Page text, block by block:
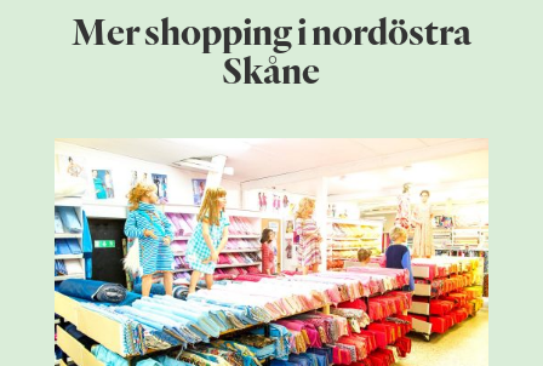
Mer shopping i nordöstra
Skåne